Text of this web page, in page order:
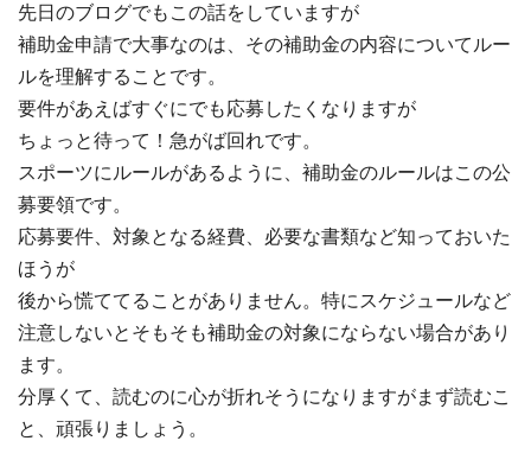
先日のブログでもこの話をしていますが
補助金申請で大事なのは、その補助金の内容についてルー
ルを理解することです。
要件があえばすぐにでも応募したくなりますが
ちょっと待って！急がば回れです。
スポーツにルールがあるように、補助金のルールはこの公
募要領です。
応募要件、対象となる経費、必要な書類など知っておいた
ほうが
後から慌ててることがありません。特にスケジュールなど
注意しないとそもそも補助金の対象にならない場合があり
ます。
分厚くて、読むのに心が折れそうになりますがまず読むこ
と、頑張りましょう。